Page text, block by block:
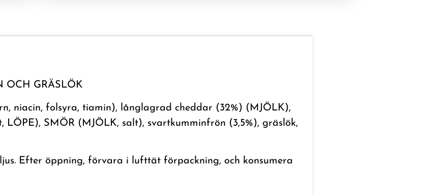
OCH GRÄSLÖK
niacin, folsyra, tiamin), långlagrad cheddar (32%) (MJÖLK),
LÖPE), SMÖR (MJÖLK, salt), svartkumminfrön (3,5%), gräslök,
Efter öppning, förvara i lufttät förpackning, och konsumera